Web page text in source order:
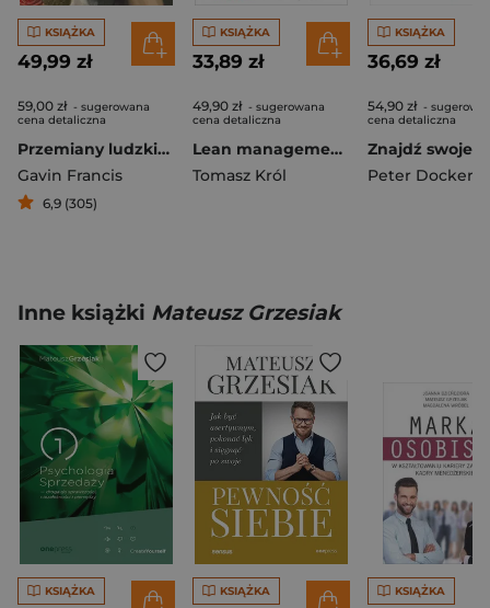
KSIĄŻKA
49,99 zł
59,00 zł - sugerowana
cena detaliczna
Przemiany ludzkiego ciała
Gavin Francis
6,9 (305)
KSIĄŻKA
33,89 zł
49,90 zł - sugerowana
cena detaliczna
Lean management po polsku. O dobrych i złych praktykach wyd. 2
Tomasz Król
KSIĄŻKA
36,69 zł
54,90 zł -
cena detaliczna
Peter Docker
Inne książki Mateusz Grzesiak
KSIĄŻKA KSIĄŻKA KSIĄŻKA